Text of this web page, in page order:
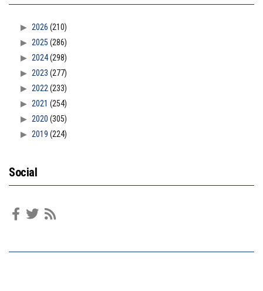
2026 (210)
2025 (286)
2024(298)
2023 (277)
2022(233)
2021 (254)
2020 (305)
2019 (224)
Social